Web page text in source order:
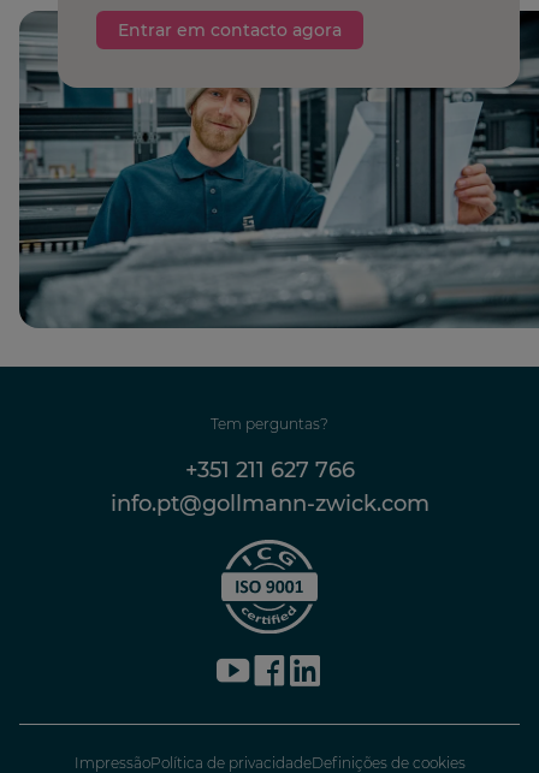
Entrar em contacto agora
Tem perguntas?
+351 211 627 766
info.pt@gollmann-zwick.com
YouTubeFacebook
LinkedIn
ImpressãoPolítica de privacidadeDefinições de cookies